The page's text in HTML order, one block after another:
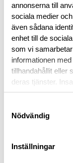
annonserna till
sociala medier
även sådana
enhet till de
som vi
informationen
tillhandahållit eller
deras tjänster.
personuppgifter
Nödvändig
Inställningar
BESKRIVNING
STORLEKSGUIDE
RECENSIONER
OM VARUMÄRKET